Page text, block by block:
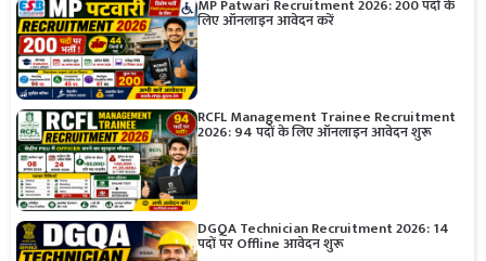
MP Patwari Recruitment 2026: 200 पदों के
लिए ऑनलाइन आवेदन करें
RCFL Management Trainee Recruitment
2026: 94 पदों के लिए ऑनलाइन आवेदन शुरू
DGQA Technician Recruitment 2026: 14
पदों पर Offline आवेदन शुरू